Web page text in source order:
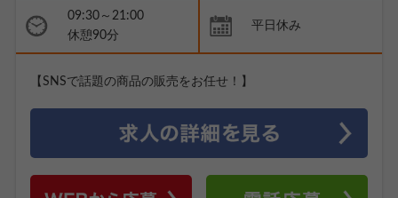
09:30～21:00
休憩90分
平日休み
【SNSで話題の商品の販売をお任せ！】